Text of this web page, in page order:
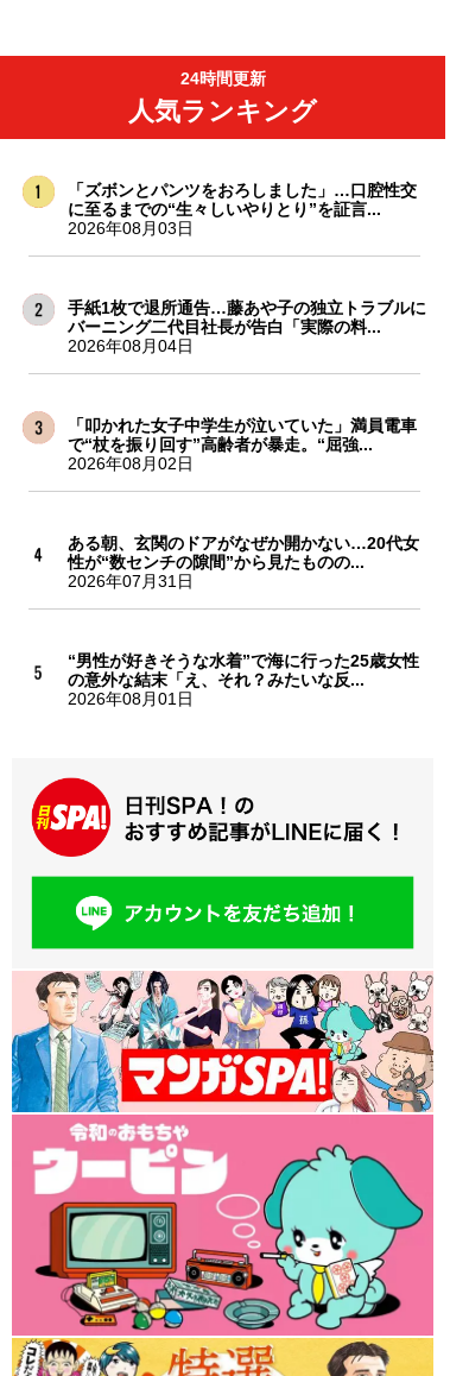
24時間更新
人気ランキング
「ズボンとパンツをおろしました」…口腔性交
に至るまでの“生々しいやりとり”を証言...
2026年08月03日
手紙1枚で退所通告…藤あや子の独立トラブルに
バーニング二代目社長が告白「実際の料...
2026年08月04日
「叩かれた女子中学生が泣いていた」満員電車
で“杖を振り回す”高齢者が暴走。“屈強...
2026年08月02日
ある朝、玄関のドアがなぜか開かない…20代女
性が“数センチの隙間”から見たものの...
2026年07月31日
“男性が好きそうな水着”で海に行った25歳女性
の意外な結末「え、それ？みたいな反...
2026年08月01日